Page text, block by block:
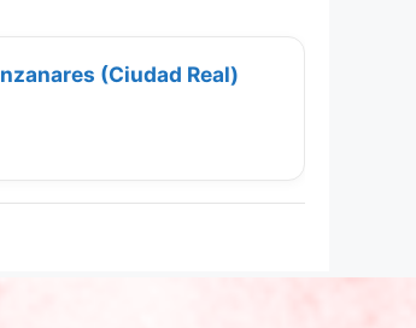
(Ciudad Real)